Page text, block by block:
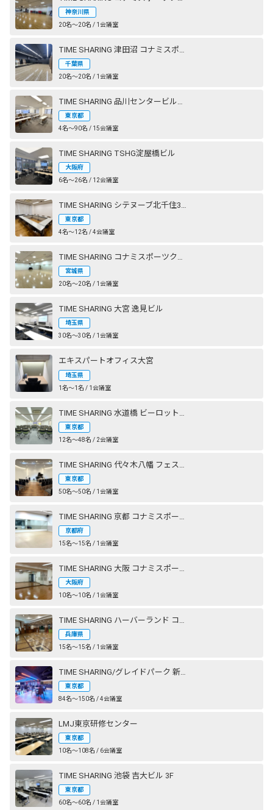
神奈川県
20名〜20名 / 1会議室
千葉県
20名〜20名 / 1会議室
TIME SHARING 品川センタービルディング
東京都
4名〜90名 / 15会議室
TIME SHARING TSHG淀屋橋ビル
大阪府
6名〜26名 / 12会議室
TIME SHARING シテヌーブ北千住30A棟
東京都
4名〜12名 / 4会議室
TIME SHARING コナミスポーツクラブ 仙台長町
宮城県
20名〜20名 / 1会議室
TIME SHARING 大宮 逸見ビル
埼玉県
30名〜30名 / 1会議室
エキスパートオフィス大宮
埼玉県
1名〜1名 / 1会議室
東京都
12名〜48名 / 2会議室
東京都
50名〜50名 / 1会議室
京都府
15名〜15名 / 1会議室
大阪府
10名〜10名 / 1会議室
兵庫県
15名〜15名 / 1会議室
TIME SHARING/グレイドパーク 新橋駅前（銀座口）
東京都
84名〜150名 / 4会議室
LMJ東京研修センター
東京都
10名〜108名 / 6会議室
TIME SHARING 池袋 吉大ビル 3F
東京都
60名〜60名 / 1会議室